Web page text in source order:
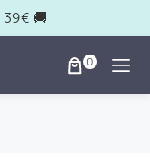
39€ 🚚